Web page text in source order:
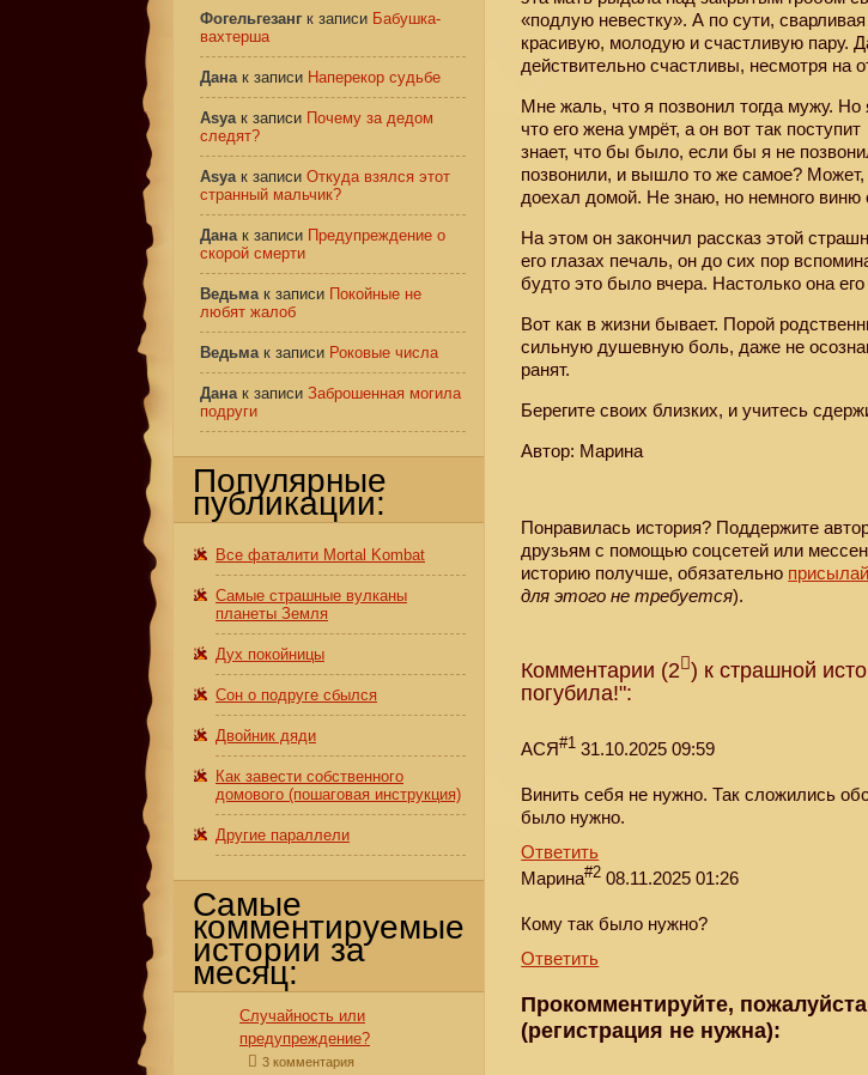
«подлую невестку». А по сути,
красивую, молодую и счастливую пару.
действительно счастливы, несмотря на
Мне жаль, что я позвонил тогда мужу. Но
что его жена умрёт, а он вот так поступит
знает, что бы было, если бы я не
позвонили, и вышло то же самое?
доехал домой. Не знаю, но немного виню
На этом он закончил рассказ этой
его глазах печаль, он до сих пор
будто это было вчера. Настолько она
Вот как в жизни бывает. Порой
сильную душевную боль, даже не
ранят.
Берегите своих близких, и учитесь
Автор: Марина
Понравилась история? Поддержите
друзьям с помощью соцсетей или
историю получше, обязательно
для этого не требуется).
Комментарии (2 ) к страшной
погубила!":
АСЯ#1 31.10.2025 09:59
Винить себя не нужно. Так сложились
было нужно.
Ответить
Марина#2 08.11.2025 01:26
Кому так было нужно?
Ответить
Прокомментируйте,
(регистрация не нужна):
Фогельгезанг к записи Бабушка-
вахтерша
Данак записи Наперекор судьбе
Asyaк записи Почему за дедом
следят?
Asyaк записи Откуда взялся этот
странный мальчик?
Данак записи Предупреждение о
скорой смерти
Ведьмак записи Покойные не
любят жалоб
Ведьмак записи Роковые числа
Данак записи Заброшенная могила
подруги
Популярные
публикации:
Все фаталити Mortal Kombat
Самые страшные вулканы
планеты Земля
Дух покойницы
Сон о подруге сбылся
Двойник дяди
Как завести собственного
домового (пошаговая инструкция)
Другие параллели
Самые
комментируемые
истории за
месяц:
Случайность или
предупреждение?
3 комментария